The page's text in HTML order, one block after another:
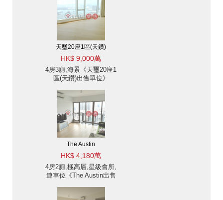
天璽20座1區(天鑽)
HK$ 9,000萬
4房3廁,海景《天璽20座1
區(天鑽)出售單位》
The Austin
HK$ 4,180萬
4房2廁,極高層,星級會所,
連車位《The Austin出售